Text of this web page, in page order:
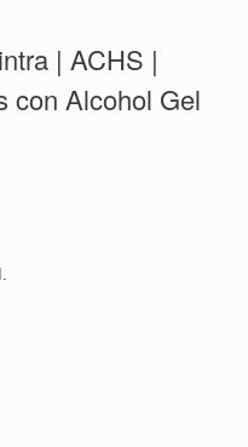
| ACHS |
con Alcohol Gel